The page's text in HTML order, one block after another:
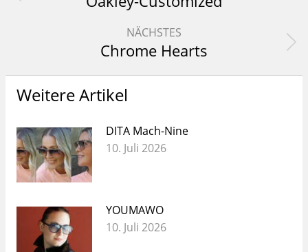
Beitrag:
NÄCHSTES
Nächster
Beitrag:
Chrome Hearts
Weitere Artikel
DITA Mach-Nine
10. Juli 2026
YOUMAWO
10. Juli 2026